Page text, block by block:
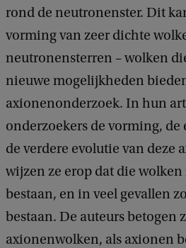
rond de neutronenster. Dit
vorming van zeer dichte
neutronensterren – wolken
nieuwe mogelijkheden
axionenonderzoek. In hun
onderzoekers de vorming, de
de verdere evolutie van deze
wijzen ze erop dat die
bestaan, en in veel gevallen
bestaan. De auteurs betogen
axionenwolken, als axionen